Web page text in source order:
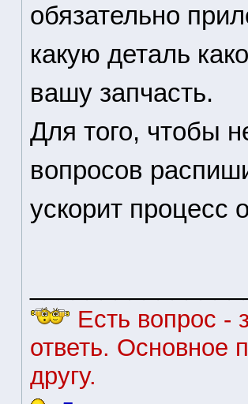
обязательно
какую деталь
вашу запчасть.
Для того, чтобы
вопросов
ускорит процесс
Есть вопрос -
ответь. Основное
другу.